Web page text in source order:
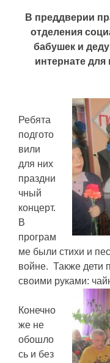
В преддверии
отделения
бабушек и
интернате
Ребята
подгото
вили
для них
праздни
чный
концерт.
В
програм
ме были стихи и
войне. Также дети
своими руками:
Конечно
же не
обошло
сь и без